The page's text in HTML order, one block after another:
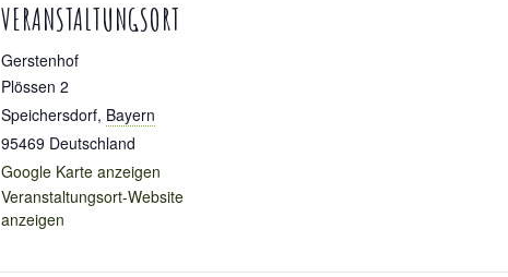
VERANSTALTUNGSORT
Gerstenhof
Plössen 2
Speichersdorf, Bayern
95469 Deutschland
Google Karte anzeigen
Veranstaltungsort-Website
anzeigen